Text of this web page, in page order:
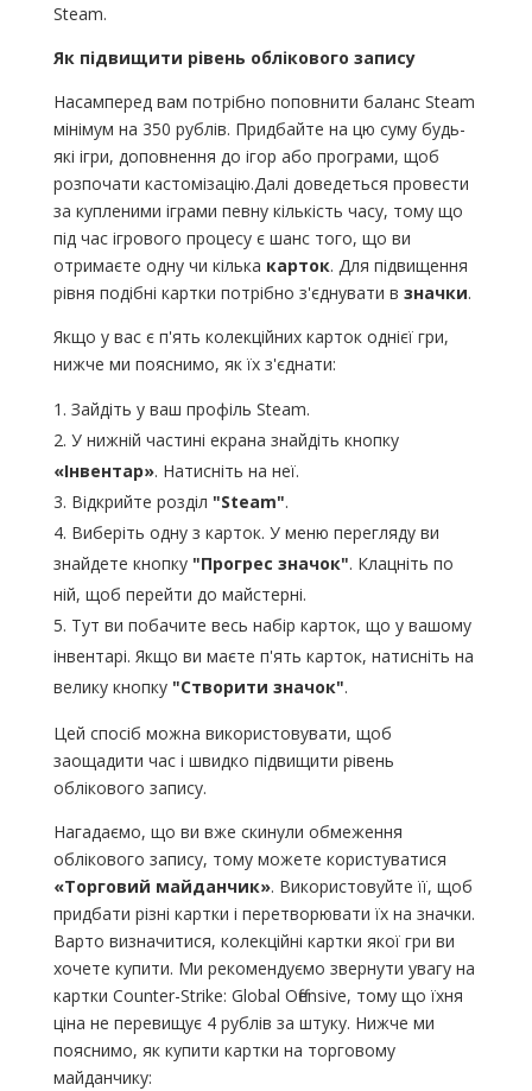
Steam.
Як підвищити рівень облікового запису
Насамперед вам потрібно поповнити баланс Steam
мінімум на 350 рублів. Придбайте на цю суму будь-
які ігри, доповнення до ігор або програми, щоб
розпочати кастомізацію.Далі доведеться провести
за купленими іграми певну кількість часу, тому що
під час ігрового процесу є шанс того, що ви
отримаєте одну чи кілька карток. Для підвищення
рівня подібні картки потрібно з'єднувати в значки.
Якщо у вас є п'ять колекційних карток однієї гри,
нижче ми пояснимо, як їх з'єднати:
Зайдіть у ваш профіль Steam.
У нижній частині екрана знайдіть кнопку
«Інвентар». Натисніть на неї.
Відкрийте розділ "Steam".
Виберіть одну з карток. У меню перегляду ви
знайдете кнопку "Прогрес значок". Клацніть по
ній, щоб перейти до майстерні.
Тут ви побачите весь набір карток, що у вашому
інвентарі. Якщо ви маєте п'ять карток, натисніть на
велику кнопку "Створити значок".
Цей спосіб можна використовувати, щоб
заощадити час і швидко підвищити рівень
облікового запису.
Нагадаємо, що ви вже скинули обмеження
облікового запису, тому можете користуватися
«Торговий майданчик». Використовуйте її, щоб
придбати різні картки і перетворювати їх на значки.
Варто визначитися, колекційні картки якої гри ви
хочете купити. Ми рекомендуємо звернути увагу на
картки Counter-Strike: Global Offensive, тому що їхня
ціна не перевищує 4 рублів за штуку. Нижче ми
пояснимо, як купити картки на торговому
майданчику: